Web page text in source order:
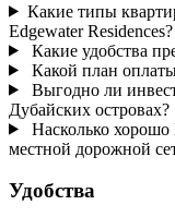
Какие типы
Edgewater Residences?
Какие удобства
Какой план
Выгодно ли
Дубайских островах?
Насколько хорошо
местной дорожной
Удобства